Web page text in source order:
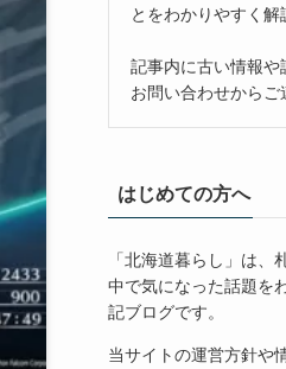
とをわかりやすく解
記事内に古い情報や
お問い合わせからご
はじめての方へ
「北海道暮らし」は、
中で気になった話題を
記ブログです。
当サイトの運営方針や